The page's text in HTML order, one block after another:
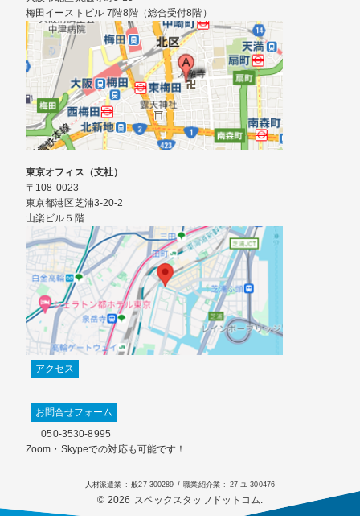
梅田イーストビル 7階8階（総合受付8階）
東京オフィス（支社）
〒108-0023
東京都港区芝浦3-20-2
山楽ビル５階
アクセス
お問合せフォーム
050-3530-8995
Zoom・Skypeでの対応も可能です！
人材派遣業 : 般27-300289 / 職業紹介業 : 27-ユ-300476
© 2026 スペックスタッフドットコム.